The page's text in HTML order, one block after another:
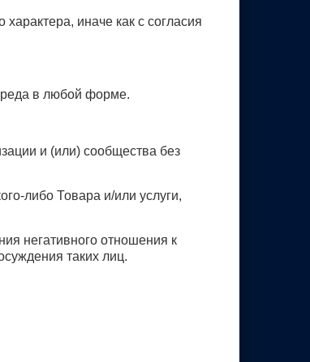
иначе как с согласия
в любой форме.
и (или) сообщества без
либо Товара и/или услуги,
негативного отношения к
таких лиц.